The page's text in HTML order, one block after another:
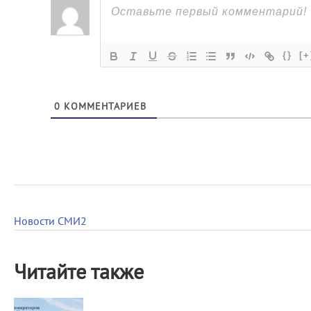
{}
0 КОММЕНТАРИЕВ
Новости СМИ2
Читайте также